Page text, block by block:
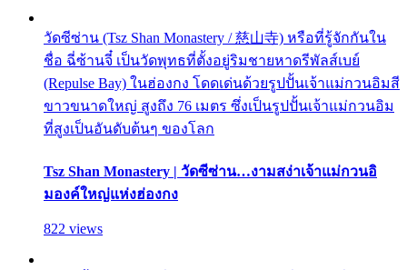
วัดซีซ่าน (Tsz Shan Monastery / 慈山寺) หรือที่รู้จักกันใน
ชื่อ ฉี่ซ้านจี๋ เป็นวัดพุทธที่ตั้งอยู่ริมชายหาดรีพัลส์เบย์
(Repulse Bay) ในฮ่องกง โดดเด่นด้วยรูปปั้นเจ้าแม่กวนอิมสี
ขาวขนาดใหญ่ สูงถึง 76 เมตร ซึ่งเป็นรูปปั้นเจ้าแม่กวนอิม
ที่สูงเป็นอันดับต้นๆ ของโลก
Tsz Shan Monastery | วัดซีซ่าน…งามสง่าเจ้าแม่กวนอิ
มองค์ใหญ่แห่งฮ่องกง
822 views